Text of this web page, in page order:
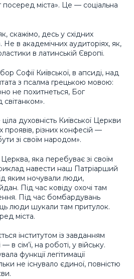
міста». Це — соціальна
скажімо, десь у східних
в академічних аудиторіях, як,
в латинській Європі.
Софії Київської, в апсиді, над
з псалма грецькою мовою:
не похитнеться, Бог
духовність Київської Церкви
проявів, різних конфесій —
зі своїм народом».
яка перебуває зі своїм
навести наш Патріарший
яким ночували люди,
Під час ковіду охочі там
Під час бомбардувань
люди шукали там притулок.
міста.
інститутом із завданням
в сім’ї, на роботі, у війську.
функції легітимації
не існувало єдиної, повністю